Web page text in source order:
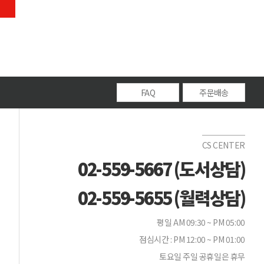
FAQ 주문배송
CS CENTER
02-559-5667 (도서상담)
02-559-5655 (월력상담)
평일 AM 09:30 ~ PM 05:00
점심시간 : PM 12:00 ~ PM 01:00
토요일 주일 공휴일은 휴무